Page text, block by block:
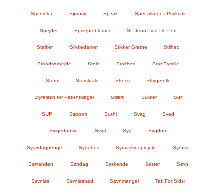
Spanioler Spansk Speak Speciallæge i Psykiatri
Spejder Spiseproblemer St. Jean Pied De Port
Stalker Stikkedamer Stikker Grethe Stilhed
Stilladsarbejde Stole Stolthed Stor Familie
Storm Storskrald Stress Strygerulle
Styrelsen for Patientklager Stærk Sukker Sult
SUP Support Sushi Svag Sved
Svigerfamilie Svigt Syg Sygdom
Sygedagpenge Sygehus Symaskineprojekt Synøve
Sømanden Søndag Søskende Søster Søvn
Søvnløs Søvnløshed Søvnmangel Tak For Sidst